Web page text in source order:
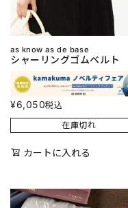
as know as de base
シャーリングゴムベルト
¥6,050税込
在庫切れ
カートに入れる